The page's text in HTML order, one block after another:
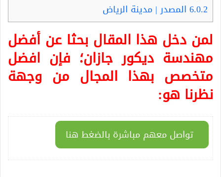
6.0.2 المصدر | مدينة الرياض
لمن دخل هذا المقال بحثا عن أفضل
مهندسة ديكور جازان؛ فإن افضل
متخصص بهذا المجال من وجهة
نظرنا هو:
تواصل معهم مباشرة بالضغط هنا